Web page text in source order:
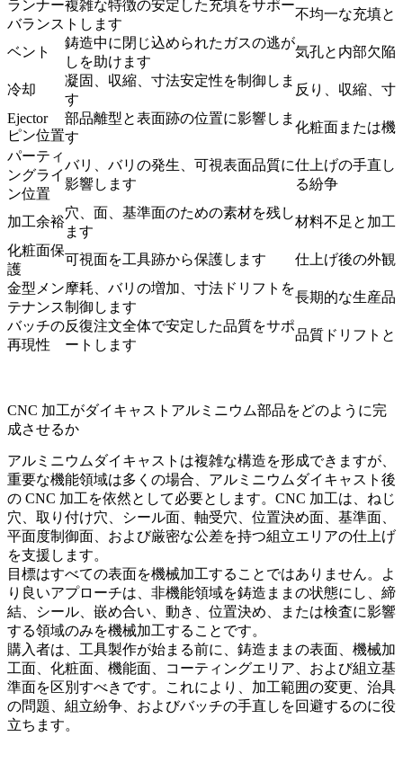
ランナー
バランス
複雑な特徴の安定した充填をサポー
トします
不均一な充填と
ベント
鋳造中に閉じ込められたガスの逃が
しを助けます
気孔と内部欠陥
冷却
凝固、収縮、寸法安定性を制御しま
す
反り、収縮、寸
Ejector
ピン位置
部品離型と表面跡の位置に影響しま
す
化粧面または機
パーティ
ングライ
ン位置
バリ、バリの発生、可視表面品質に
影響します
仕上げの手直し
る紛争
加工余裕
穴、面、基準面のための素材を残し
ます
材料不足と加工
化粧面保
護
可視面を工具跡から保護します
仕上げ後の外観
金型メン
テナンス
摩耗、バリの増加、寸法ドリフトを
制御します
長期的な生産品
バッチの
再現性
反復注文全体で安定した品質をサポ
ートします
品質ドリフトと
CNC 加工がダイキャストアルミニウム部品をどのように完
成させるか
アルミニウムダイキャストは複雑な構造を形成できますが、
重要な機能領域は多くの場合、 アルミニウムダイキャスト後
の CNC 加工を依然として必要とします。CNC 加工は、ねじ
穴、取り付け穴、シール面、軸受穴、位置決め面、基準面、
平面度制御面、および厳密な公差を持つ組立エリアの仕上げ
を支援します。
目標はすべての表面を機械加工することではありません。よ
り良いアプローチは、非機能領域を鋳造ままの状態にし、締
結、シール、嵌め合い、動き、位置決め、または検査に影響
する領域のみを機械加工することです。
購入者は、工具製作が始まる前に、鋳造ままの表面、機械加
工面、化粧面、機能面、コーティングエリア、および組立基
準面を区別すべきです。これにより、加工範囲の変更、治具
の問題、組立紛争、およびバッチの手直しを回避するのに役
立ちます。